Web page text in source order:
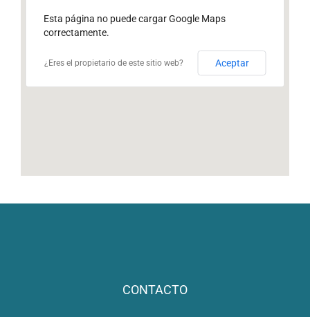
Esta página no puede cargar Google Maps
correctamente.
¿Eres el propietario de este sitio web? Aceptar
CONTACTO